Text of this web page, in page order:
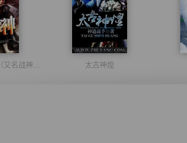
豪门战神：我既王（又名战神归来不败神婿修罗战神） 太古神煌